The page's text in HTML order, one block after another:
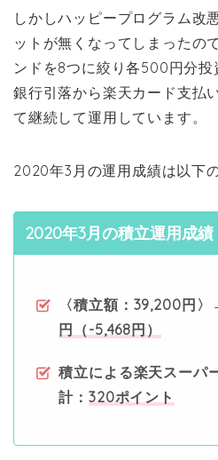
しかしハッピープログラム改
ットが無くなってしまったの
ンドを8つに絞り各500円分
銀行引落から楽天カード支払
て継続して運用しています。
2020年3月の運用成績は以下
2020年3月の積立運用成績
〈積立額：39,200円
円（-5,468円）
積立による楽天スーパ
計： 320ポイント